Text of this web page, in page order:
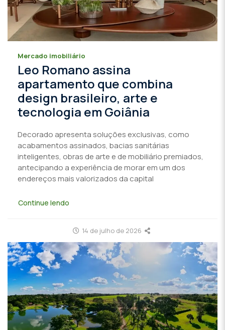
Mercado imobiliário
Leo Romano assina
apartamento que combina
design brasileiro, arte e
tecnologia em Goiânia
Decorado apresenta soluções exclusivas, como
acabamentos assinados, bacias sanitárias
inteligentes, obras de arte e de mobiliário premiados,
antecipando a experiência de morar em um dos
endereços mais valorizados da capital
Continue lendo
14 de julho de 2026